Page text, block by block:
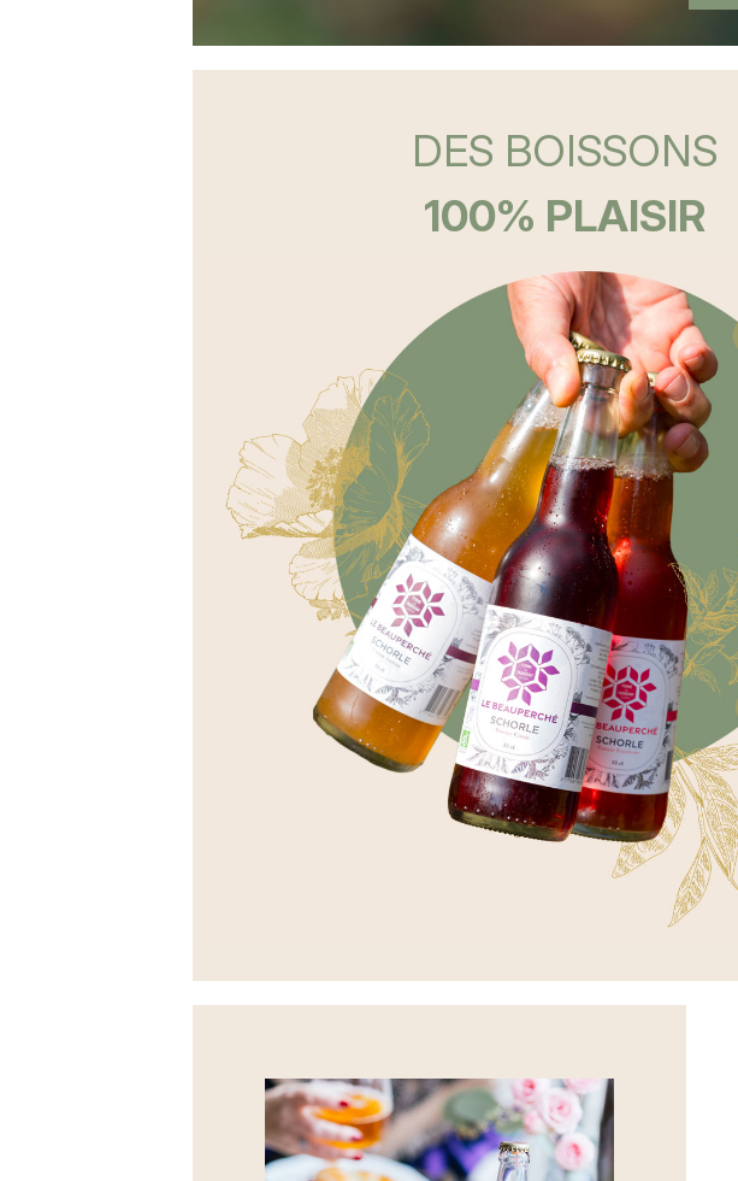
DES BOISSONS
100% PLAISIR